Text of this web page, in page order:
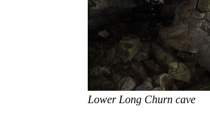
Lower Long Churn cave